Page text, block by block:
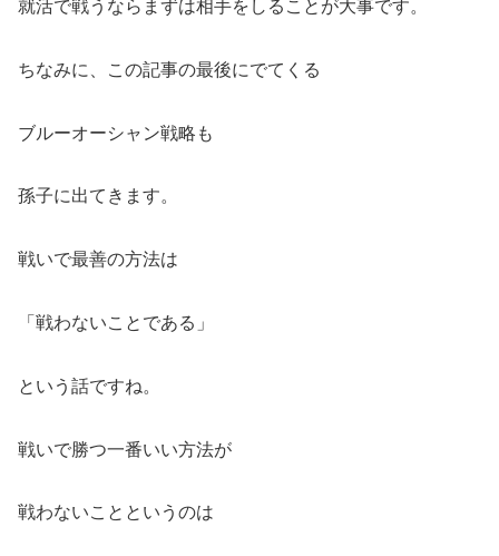
就活で戦うならまずは相手をしることが大事です。
ちなみに、この記事の最後にでてくる
ブルーオーシャン戦略も
孫子に出てきます。
戦いで最善の方法は
「戦わないことである」
という話ですね。
戦いで勝つ一番いい方法が
戦わないことというのは